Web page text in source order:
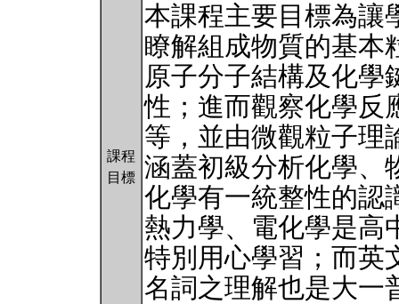
課程
目標
本課程主要目標為讓
瞭解組成物質的基本
原子分子結構及化學
性；進而觀察化學反
等，並由微觀粒子理
涵蓋初級分析化學、
化學有一統整性的認
熱力學、電化學是高
特別用心學習；而英
名詞之理解也是大一